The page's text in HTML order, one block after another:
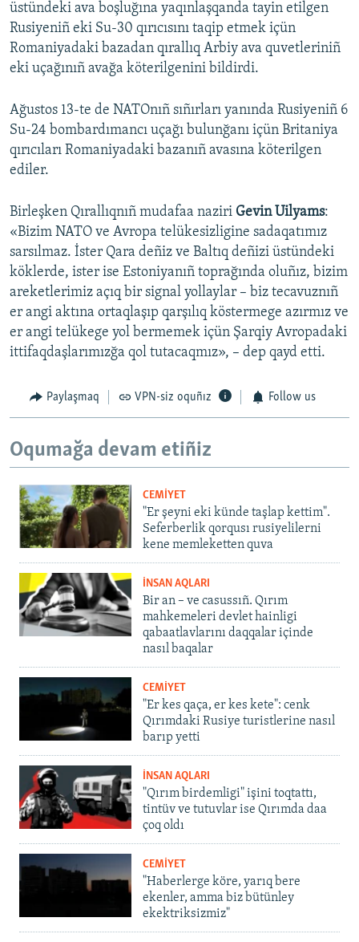
üstündeki ava boşluğına yaqınlaşqanda tayin etilgen
Rusiyeniñ eki Su-30 qırıcısını taqip etmek içün
Romaniyadaki bazadan qırallıq Arbiy ava quvetleriniñ
eki uçağınıñ avağa köterilgenini bildirdi.
Ağustos 13-te de NATOnıñ sıñırları yanında Rusiyeniñ 6
Su-24 bombardımancı uçağı bulunğanı içün Britaniya
qırıcıları Romaniyadaki bazanıñ avasına köterilgen
ediler.
Birleşken Qırallıqnıñ mudafaa naziri Gevin Uilyams:
«Bizim NATO ve Avropa telükesizligine sadaqatımız
sarsılmaz. İster Qara deñiz ve Baltıq deñizi üstündeki
köklerde, ister ise Estoniyanıñ toprağında oluñız, bizim
areketlerimiz açıq bir signal yollaylar – biz tecavuznıñ
er angi aktına ortaqlaşıp qarşılıq köstermege azırmız ve
er angi telükege yol bermemek içün Şarqiy Avropadaki
ittifaqdaşlarımızğa qol tutacaqmız», – dep qayd etti.​
Paylaşmaq VPN-siz oquñız Follow us
Oqumağa devam etiñiz
CEMİYET
"Er şeyni eki künde taşlap kettim".
Seferberlik qorqusı rusiyelilerni
kene memleketten quva
İNSAN AQLARI
Bir an – ve casussıñ. Qırım
mahkemeleri devlet hainligi
qabaatlavlarını daqqalar içinde
nasıl baqalar
CEMİYET
"Er kes qaça, er kes kete": cenk
Qırımdaki Rusiye turistlerine nasıl
barıp yetti
İNSAN AQLARI
"Qırım birdemligi" işini toqtattı,
tintüv ve tutuvlar ise Qırımda daa
çoq oldı
CEMİYET
"Haberlerge köre, yarıq bere
ekenler, amma biz bütünley
ekektriksizmiz"